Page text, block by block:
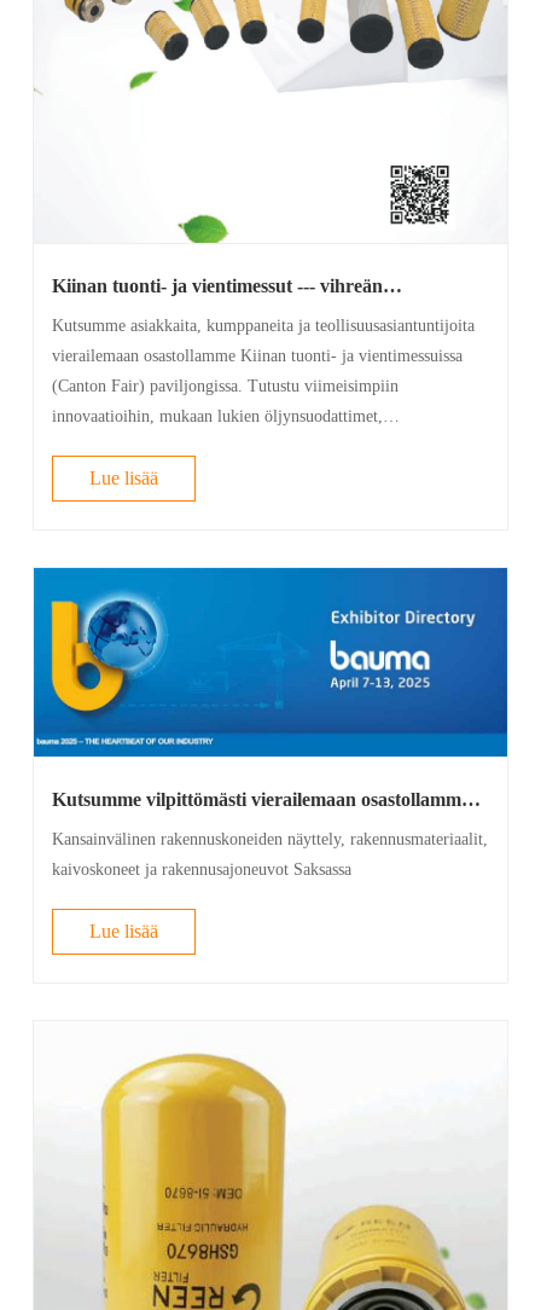
Kiinan tuonti- ja vientimessut --- vihreän
Kutsumme asiakkaita, kumppaneita ja teollisuusasiantuntijoita
vierailemaan osastollamme Kiinan tuonti- ja vientimessuissa
(Canton Fair) paviljongissa. Tutustu viimeisimpiin
innovaatioihin, mukaan lukien öljynsuodattimet,
vihreän suodatuksen r......
Lue lisää
Kutsumme vilpittömästi vierailemaan osastollamme
Kansainvälinen rakennuskoneiden näyttely, rakennusmateriaalit,
kaivoskoneet ja rakennusajoneuvot Saksassa
Lue lisää